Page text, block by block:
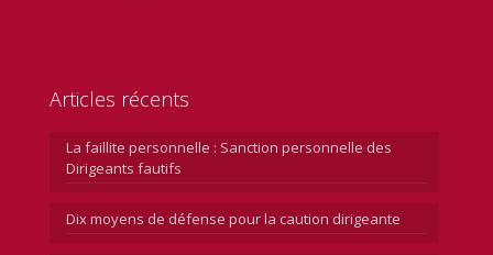
Articles récents
La faillite personnelle : Sanction personnelle des
Dirigeants fautifs
Dix moyens de défense pour la caution dirigeante